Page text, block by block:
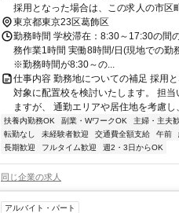
採用となった場合は、この求人の市区
担当いただく学校は複数校となる場合
し、無理のない範囲でご勤務いただけ
ます。＞
東京都東京23区葛飾区
勤務時間 学校滞在：8:30～17:30の間
務作業1時間 実働8時間/日(現地での
※勤務時間が8:30～の...
仕事内容 勤務地についての補足 採用
対象に配置校を検討いたします。 担
ますが、 通勤エリアや居住地を考慮
扶養内勤務OK 副業・WワークOK 主婦・主夫
転勤なし
未経験者歓迎 交通費全額支給 午前
長期歓迎
フルタイム歓迎 週2・3日からOK
同じ企業の求人
アルバイト・パート